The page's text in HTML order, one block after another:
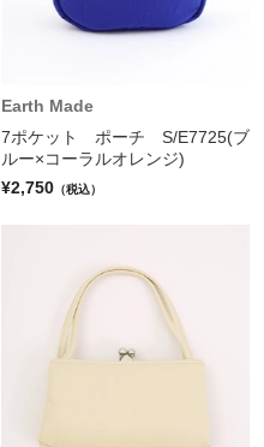
Earth Made
7ポケット ポーチ S/E7725(ブ
ルー×コーラルオレンジ)
¥2,750 （税込）